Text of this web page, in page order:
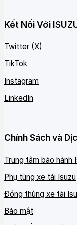
Kết Nối Với
Twitter (X)
TikTok
Instagram
LinkedIn
Chính Sách và
Trung tâm bảo hành
Phụ tùng xe tải Isuzu
Đóng thùng xe tải
Bảo mật